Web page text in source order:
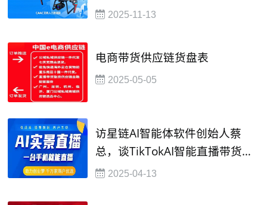
2025-11-13
电商带货供应链货盘表
2025-05-05
访星链AI智能体软件创始人蔡
总，谈TikTokAI智能直播带货的
逻辑2025-04-13